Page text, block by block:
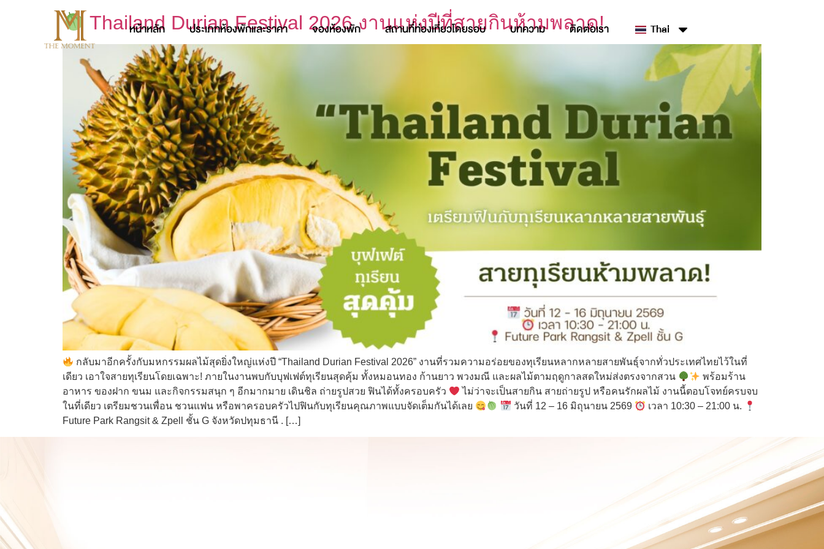
หน้าหลัก ประเภทห้องพักและราคา จองห้องพัก สถานที่ท่องเที่ยวโดยรอบ บทความ ติดต่อเรา Thai
Thailand Durian Festival 2026 งานแห่งปีที่สายกินห้ามพลาด!
กลับมาอีกครั้งกับมหกรรมผลไม้สุดยิ่งใหญ่แห่งปี “Thailand Durian Festival 2026” งานที่รวมความอร่อยของทุเรียนหลากหลายสายพันธุ์จากทั่วประเทศไทยไว้ในที่
เดียว เอาใจสายทุเรียนโดยเฉพาะ! ภายในงานพบกับบุฟเฟต์ทุเรียนสุดคุ้ม ทั้งหมอนทอง ก้านยาว พวงมณี และผลไม้ตามฤดูกาลสดใหม่ส่งตรงจากสวน
พร้อมร้าน
อาหาร ของฝาก ขนม และกิจกรรมสนุก ๆ อีกมากมาย เดินชิล ถ่ายรูปสวย ฟินได้ทั้งครอบครัว
ไม่ว่าจะเป็นสายกิน สายถ่ายรูป หรือคนรักผลไม้ งานนี้ตอบโจทย์ครบจบ
ในที่เดียว เตรียมชวนเพื่อน ชวนแฟน หรือพาครอบครัวไปฟินกับทุเรียนคุณภาพแบบจัดเต็มกันได้เลย
วันที่ 12 – 16 มิถุนายน 2569
เวลา 10:30 – 21:00 น.
Future Park Rangsit & Zpell ชั้น G จังหวัดปทุมธานี . […]